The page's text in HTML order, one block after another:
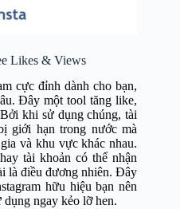
Likes & Views
cực đỉnh dành cho bạn,
Đây một tool tăng like,
khi sử dụng chúng, tài
giới hạn trong nước mà
và khu vực khác nhau.
tài khoản có thể nhận
là điều đương nhiên. Đây
hữu hiệu bạn nên
dụng ngay kẻo lỡ hen.